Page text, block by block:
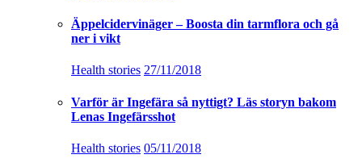
Äppelcidervinäger – Boosta din tarmflora och gå
ner i vikt
Health stories 27/11/2018
Varför är Ingefära så nyttigt? Läs storyn bakom
Lenas Ingefärsshot
Health stories 05/11/2018